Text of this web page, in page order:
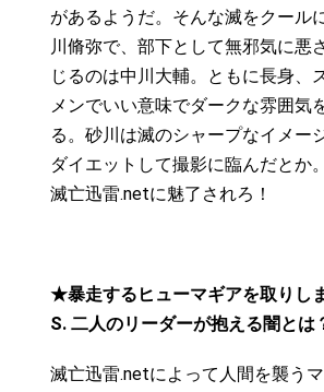
があるようだ。そんな滅をクール
川脩弥で、部下として無邪気に悪
じるのは中川大輔。ともに長身、
メンでいい意味でダークな雰囲気
る。砂川は滅のシャープなイメー
ダイエットして撮影に臨んだとか
滅亡迅雷.netに魅了されろ！
★暴走するヒューマギアを取りし
S. 二人のリーダーが抱える闇とは
滅亡迅雷.netによって人間を襲う